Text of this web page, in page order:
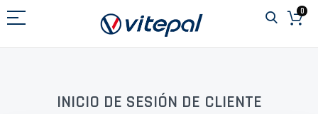
al
0
INICIO DE SESIÓN DE CLIENTE